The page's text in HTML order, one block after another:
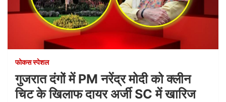
फोकस स्पेशल
गुजरात दंगों में PM नरेंद्र मोदी को क्लीन
चिट के खिलाफ दायर अर्जी SC में खारिज